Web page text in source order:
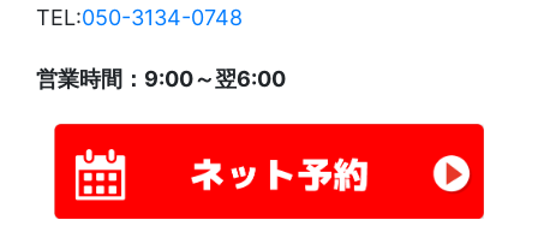
TEL:050-3134-0748
営業時間：9:00～翌6:00